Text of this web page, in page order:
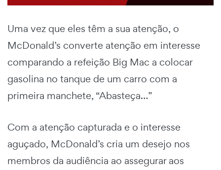
Uma vez que eles têm a sua atenção, o
McDonald’s converte atenção em interesse
comparando a refeição Big Mac a colocar
gasolina no tanque de um carro com a
primeira manchete, “Abasteça…”
Com a atenção capturada e o interesse
aguçado, McDonald’s cria um desejo nos
membros da audiência ao assegurar aos